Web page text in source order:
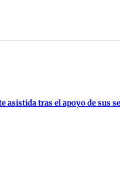
asistida tras el apoyo de sus